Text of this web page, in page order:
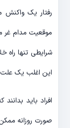
رفتار یک واکنش
موقعیت مدام غر
شرایطی تنها راه
این اغلب یک
افراد باید
صورت روزانه